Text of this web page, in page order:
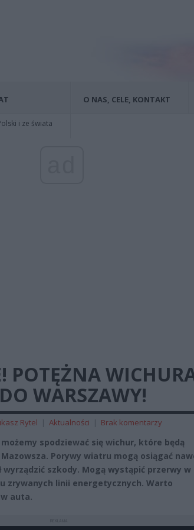
i ze świata
O NAS, CELE, KONTAKT
POTĘŻNA
WARSZAWY!
Rytel | Aktualności | Brak komentarzy
spodziewać się wichur, które będą
Porywy wiatru mogą osiągać
szkody. Mogą wystąpić przerwy w
zrywanych linii energetycznych. Warto
auta.